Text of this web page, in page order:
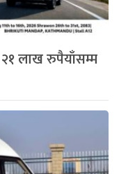
२१ लाख रुपैयाँसम्म